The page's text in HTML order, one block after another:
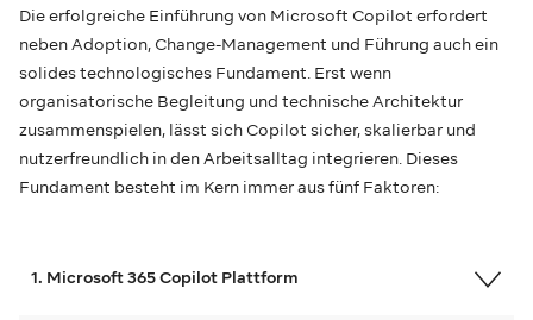
Die erfolgreiche Einführung von Microsoft Copilot erfordert
neben Adoption, Change-Management und Führung auch ein
solides technologisches Fundament. Erst wenn
organisatorische Begleitung und technische Architektur
zusammenspielen, lässt sich Copilot sicher, skalierbar und
nutzerfreundlich in den Arbeitsalltag integrieren. Dieses
Fundament besteht im Kern immer aus fünf Faktoren:
1. Microsoft 365 Copilot Plattform